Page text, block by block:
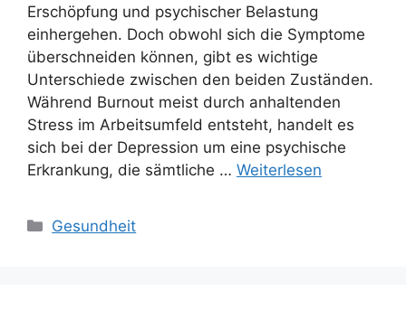
Erschöpfung und psychischer Belastung
einhergehen. Doch obwohl sich die Symptome
überschneiden können, gibt es wichtige
Unterschiede zwischen den beiden Zuständen.
Während Burnout meist durch anhaltenden
Stress im Arbeitsumfeld entsteht, handelt es
sich bei der Depression um eine psychische
Erkrankung, die sämtliche … Weiterlesen
Kategorien
Gesundheit